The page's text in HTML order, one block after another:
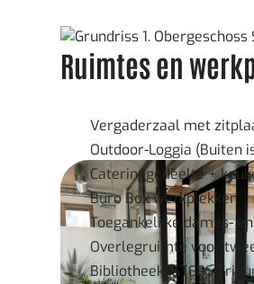
Ruimtes en
Vergaderzaal met
Outdoor-Loggia (Buiten
Cateringgedeelte +
Büro Box werkplekken
Toegankelijke dames-
Overlegruimte voor
Bibliotheek (STEPS-